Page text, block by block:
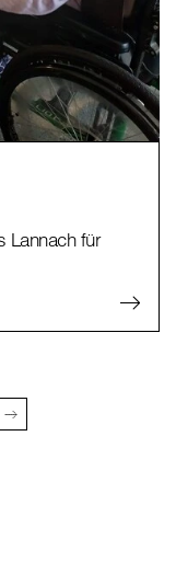
Lannach für